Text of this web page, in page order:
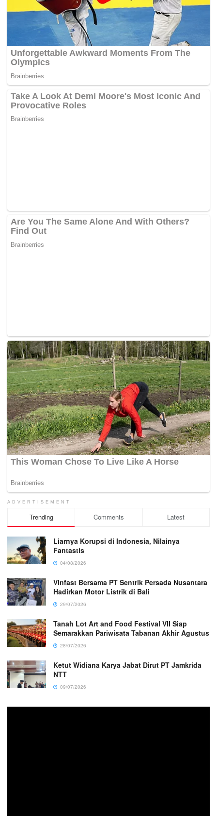
ADVERTISEMENT
Trending Comments Latest
Liarnya Korupsi di Indonesia, Nilainya
Fantastis
04/08/2026
Vinfast Bersama PT Sentrik Persada Nusantara
Hadirkan Motor Listrik di Bali
29/07/2026
Tanah Lot Art and Food Festival VII Siap
Semarakkan Pariwisata Tabanan Akhir Agustus
28/07/2026
Ketut Widiana Karya Jabat Dirut PT Jamkrida
NTT
09/07/2026